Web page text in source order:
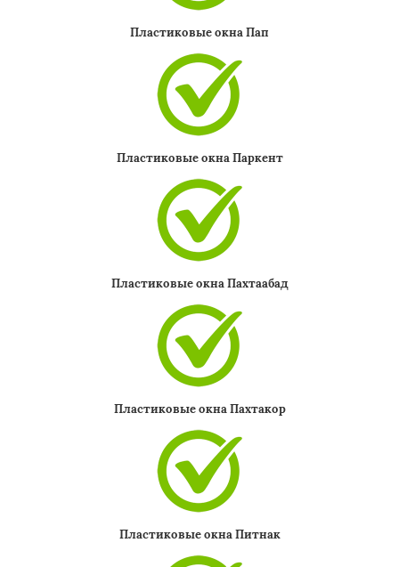
Пластиковые окна Пап
Пластиковые окна Паркент
Пластиковые окна Пахтаабад
Пластиковые окна Пахтакор
Пластиковые окна Питнак